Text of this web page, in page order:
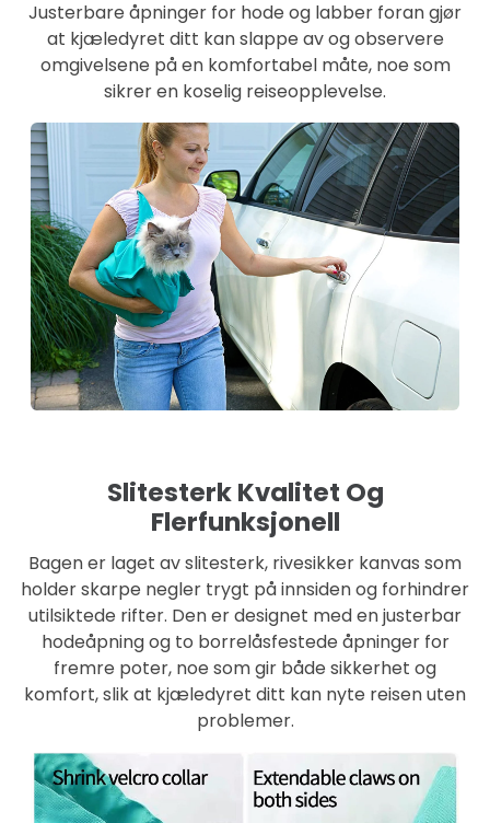
Justerbare åpninger for hode og labber foran gjør
at kjæledyret ditt kan slappe av og observere
omgivelsene på en komfortabel måte, noe som
sikrer en koselig reiseopplevelse.
Slitesterk Kvalitet Og
Flerfunksjonell
Bagen er laget av slitesterk, rivesikker kanvas som
holder skarpe negler trygt på innsiden og forhindrer
utilsiktede rifter. Den er designet med en justerbar
hodeåpning og to borrelåsfestede åpninger for
fremre poter, noe som gir både sikkerhet og
komfort, slik at kjæledyret ditt kan nyte reisen uten
problemer.